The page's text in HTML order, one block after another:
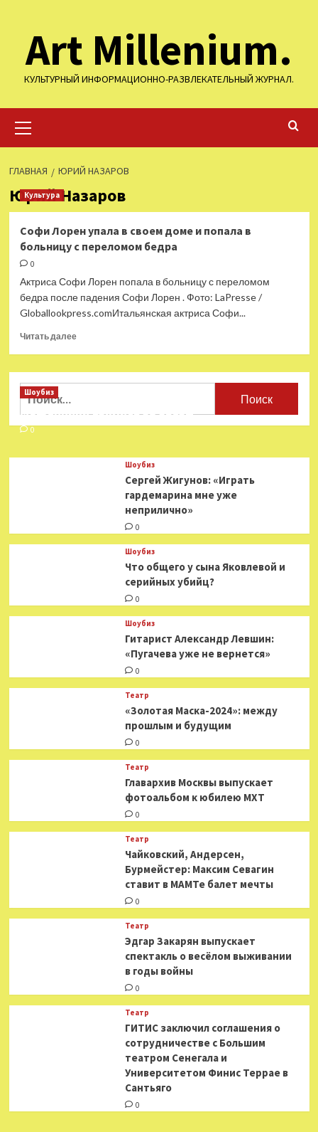
содержимому
Art Millenium.
КУЛЬТУРНЫЙ ИНФОРМАЦИОННО-РАЗВЛЕКАТЕЛЬНЫЙ ЖУРНАЛ.
меню
ГЛАВНАЯ ЮРИЙ НАЗАРОВ
Юрий Назаров
Культура
Софи Лорен упала в своем доме и попала в
больницу с переломом бедра
0
Актриса Софи Лорен попала в больницу с переломом
бедра после падения Софи Лорен . Фото: LaPresse /
Globallookpress.comИтальянская актриса Софи...
Читать далееПрочитать
Софи
в
своем
и
бедра
Найти:
Шоубиз
Мошенники взялись за звезд
0
Шоубиз
Сергей Жигунов: «Играть
гардемарина мне уже
неприлично»
0
Шоубиз
Что общего у сына Яковлевой и
серийных убийц?
0
Шоубиз
Гитарист Александр Левшин:
«Пугачева уже не вернется»
0
Театр
«Золотая Маска-2024»: между
прошлым и будущим
0
Театр
​​Главархив Москвы выпускает
фотоальбом к юбилею МХТ
0
Театр
​​Чайковский, Андерсен,
Бурмейстер: Максим Севагин
ставит в МАМТе балет мечты
0
Театр
Эдгар Закарян выпускает
спектакль о весёлом выживании
в годы войны
0
Театр
ГИТИС заключил соглашения о
сотрудничестве с Большим
театром Сенегала и
Университетом Финис Террае в
Сантьяго
0